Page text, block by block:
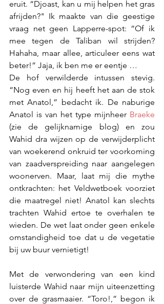
eruit. “Djoast, kan u mij helpen het gras
afrijden?" Ik maakte van die geestige
vraag net geen Lapperre-spot: “Of ik
mee tegen de Taliban wil strijden?
Hahaha, maar allee, articuleer eens wat
beter!” Jaja, ik ben me er eentje …
De hof verwilderde intussen stevig.
“Nog even en hij heeft het aan de stok
met Anatol,” bedacht ik. De naburige
Anatol is van het type mijnheer Braeke
(zie de gelijknamige blog) en zou
Wahid dra wijzen op de verwijderplicht
van woekerend onkruid ter voorkoming
van zaadverspreiding naar aangelegen
woonerven. Maar, laat mij die mythe
ontkrachten: het Veldwetboek voorziet
die maatregel niet! Anatol kan slechts
trachten Wahid ertoe te overhalen te
wieden. De wet laat onder geen enkele
omstandigheid toe dat u de vegetatie
bij uw buur vernietigt!
Met de verwondering van een kind
luisterde Wahid naar mijn uiteenzetting
over de grasmaaier. “Toro!,” begon ik